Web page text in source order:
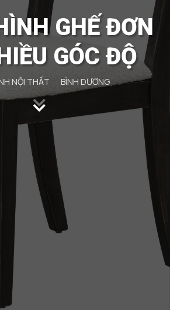
GHẾ ĐƠN
GÓC ĐỘ
NỘI THẤT BÌNH DƯƠNG